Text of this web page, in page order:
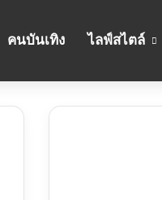
คนบันเทิง ไลฟ์สไตล์